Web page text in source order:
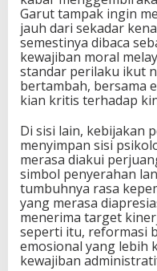
Garut tampak ingin
jauh dari sekadar
semestinya dibaca
kewajiban moral
standar perilaku ikut
bertambah, bersama
kian kritis terhadap
Di sisi lain, kebijakan
menyimpan sisi
merasa diakui
simbol penyerahan
tumbuhnya rasa
yang merasa
menerima target
seperti itu, reformasi
emosional yang lebih
kewajiban